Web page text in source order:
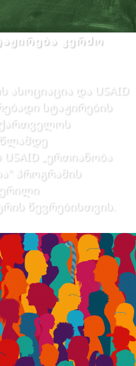
კერძო
და USAID
სტაჟირების
წლამდე
„ერთიანობა
პროგრამის
წევრებისთვის.